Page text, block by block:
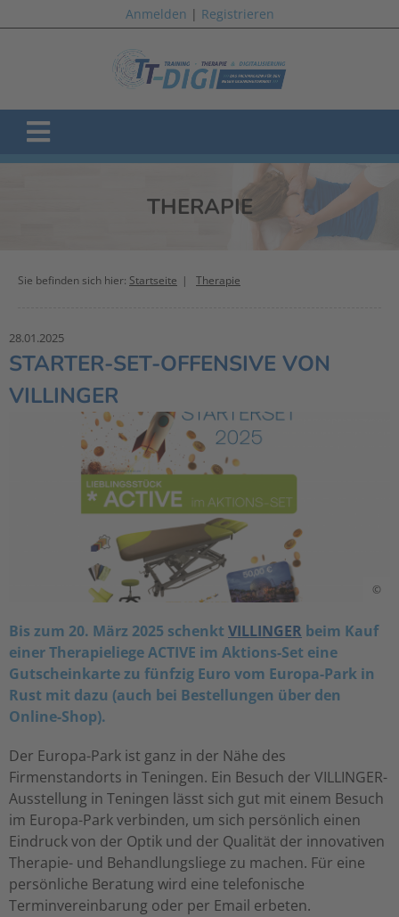
Anmelden | Registrieren
THERAPIE
Sie befinden sich hier: Startseite Therapie
28.01.2025
STARTER-SET-OFFENSIVE VON
VILLINGER
©
Bis zum 20. März 2025 schenktVILLINGER beim Kauf
einer Therapieliege ACTIVE im Aktions-Set eine
Gutscheinkarte zu fünfzig Euro vom Europa-Park in
Rust mit dazu (auch bei Bestellungen über den
Online-Shop).
Der Europa-Park ist ganz in der Nähe des
Firmenstandorts in Teningen. Ein Besuch der VILLINGER-
Ausstellung in Teningen lässt sich gut mit einem Besuch
im Europa-Park verbinden, um sich persönlich einen
Eindruck von der Optik und der Qualität der innovativen
Therapie- und Behandlungsliege zu machen. Für eine
persönliche Beratung wird eine telefonische
Terminvereinbarung oder per Email erbeten.